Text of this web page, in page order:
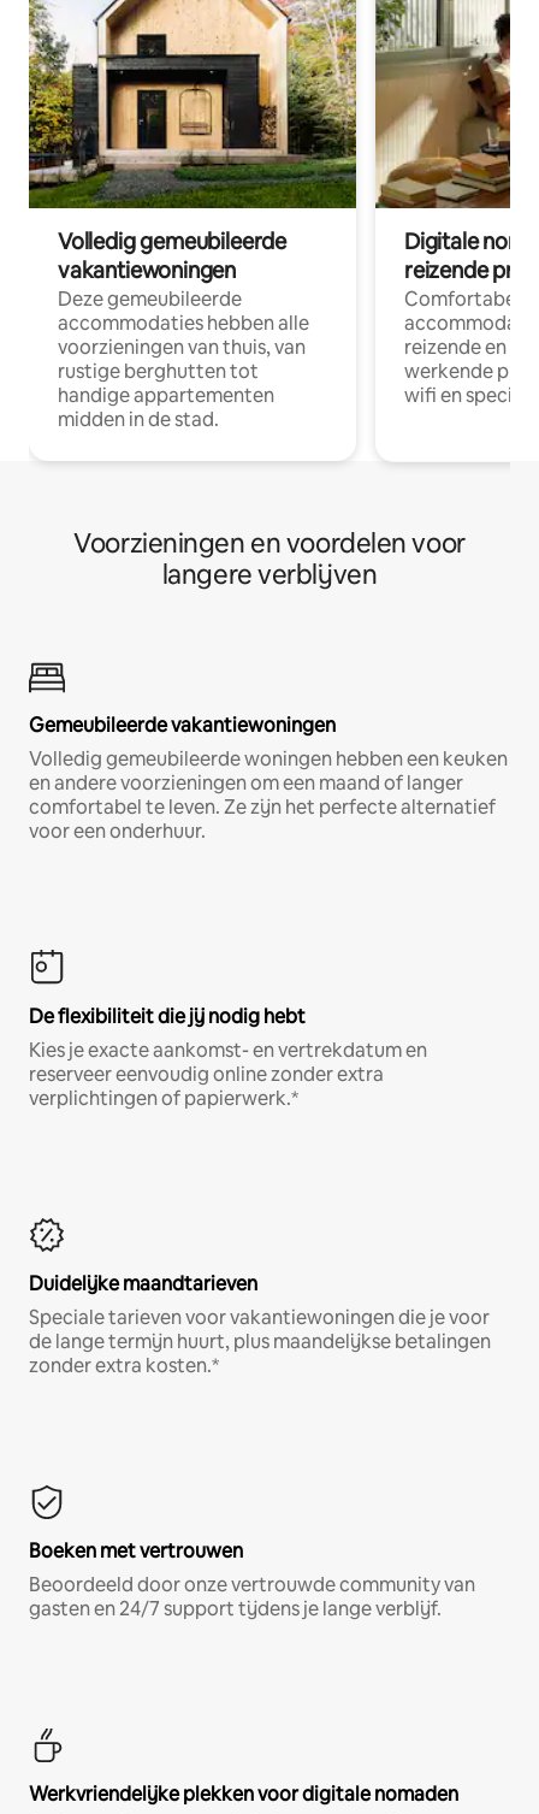
Volledig gemeubileerde
vakantiewoningen
Deze gemeubileerde
accommodaties hebben alle
voorzieningen van thuis, van
rustige berghutten tot
handige appartementen
midden in de stad.
Digitale
reizende
Comfortabele
reizende en
werkende
wifi en
Voorzieningen en voordelen voor
langere verblijven
Gemeubileerde vakantiewoningen
Volledig gemeubileerde woningen hebben een keuken
en andere voorzieningen om een maand of langer
comfortabel te leven. Ze zijn het perfecte alternatief
voor een onderhuur.
De flexibiliteit die jij nodig hebt
Kies je exacte aankomst- en vertrekdatum en
reserveer eenvoudig online zonder extra
verplichtingen of papierwerk.*
Duidelijke maandtarieven
Speciale tarieven voor vakantiewoningen die je voor
de lange termijn huurt, plus maandelijkse betalingen
zonder extra kosten.*
Boeken met vertrouwen
Beoordeeld door onze vertrouwde community van
gasten en 24/7 support tijdens je lange verblijf.
Werkvriendelijke plekken voor digitale nomaden